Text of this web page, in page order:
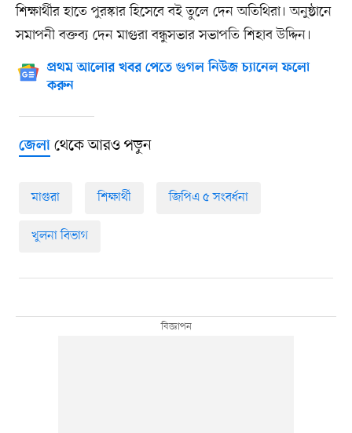
শিক্ষার্থীর হাতে পুরস্কার হিসেবে বই তুলে দেন অতিথিরা। অনুষ্ঠানে
সমাপনী বক্তব্য দেন মাগুরা বন্ধুসভার সভাপতি শিহাব উদ্দিন।
প্রথম আলোর খবর পেতে গুগল নিউজ চ্যানেল ফলো
করুন
জেলাথেকে আরও পড়ুন
মাগুরা শিক্ষার্থী জিপিএ ৫ সংবর্ধনা
খুলনা বিভাগ